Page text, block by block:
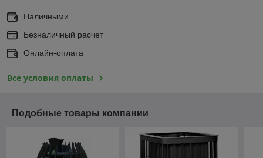
Наличными
Безналичный расчет
Онлайн-оплата
Все условия оплаты
Подобные товары компании